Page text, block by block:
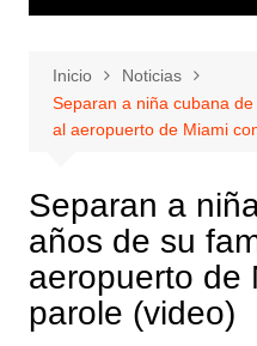
Inicio
Noticias
Separan a niña cubana
al aeropuerto de Miami
Separan a
años de su
aeropuerto de
parole (video)